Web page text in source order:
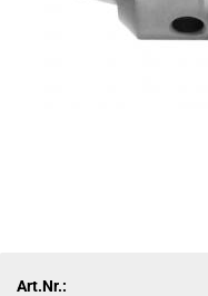
Art.Nr.: